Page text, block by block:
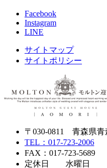
Facebook
Instagram
LINE
サイトマップ
サイトポリシー
〒030-0811 青森県青
TEL：017-723-2006
FAX：017-723-5689
定休日 水曜日